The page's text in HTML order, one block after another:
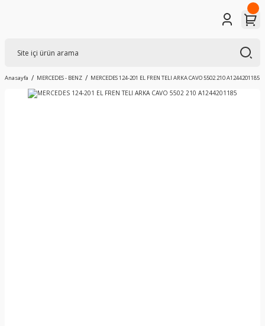
Anasayfa MERCEDES - BENZ MERCEDES 124-201 EL FREN TELI ARKA CAVO 5502 210 A1244201185